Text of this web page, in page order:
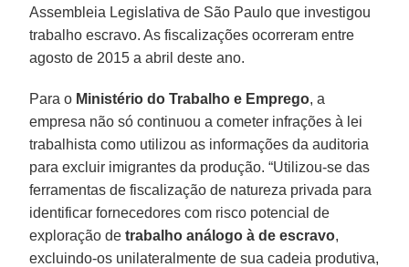
Assembleia Legislativa de São Paulo que investigou
trabalho escravo. As fiscalizações ocorreram entre
agosto de 2015 a abril deste ano.
Para o Ministério do Trabalho e Emprego, a
empresa não só continuou a cometer infrações à lei
trabalhista como utilizou as informações da auditoria
para excluir imigrantes da produção. “Utilizou-se das
ferramentas de fiscalização de natureza privada para
identificar fornecedores com risco potencial de
exploração detrabalho análogo à de escravo,
excluindo-os unilateralmente de sua cadeia produtiva,